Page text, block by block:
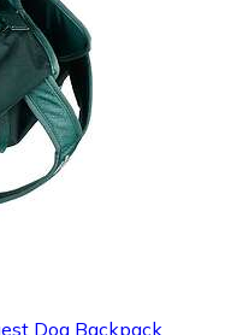
Dog Backpack